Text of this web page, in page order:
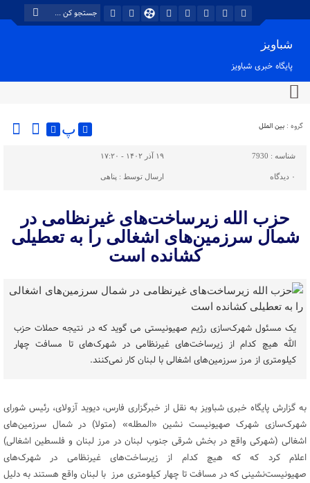
شباویز
پایگاه خبری شباویز
گروه : بین الملل پ
شناسه : 7930 ۱۹ آذر ۱۴۰۲ - ۱۷:۲۰
۰ دیدگاه ارسال توسط : پناهی
حزب الله زیرساخت‌های غیرنظامی در
شمال سرزمین‌های اشغالی را به تعطیلی
کشانده است
یک مسئول شهرک‌سازی رژیم صهیونیستی می گوید که در نتیجه حملات حزب
الله هیچ کدام از زیرساخت‌های غیرنظامی در شهرک‌های تا مسافت چهار
کیلومتری از مرز سرزمین‌های اشغالی با لبنان کار نمی‌کنند.
به گزارش پایگاه خبری شباویز به نقل از خبرگزاری فارس، دیوید آزولای، رئیس شورای
شهرک‌سازی شهرک صهیونیست نشین «المطله» (متولا) در شمال سرزمین‌های
اشغالی (شهرکی واقع در بخش شرقی جنوب لبنان در مرز لبنان و فلسطین اشغالی)
اعلام کرد که که هیچ کدام از زیرساخت‌های غیرنظامی در شهرک‌های
صهیونیست‌نشینی که در مسافت تا چهار کیلومتری مرز با لبنان واقع هستند به دلیل